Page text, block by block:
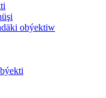
obýektiw